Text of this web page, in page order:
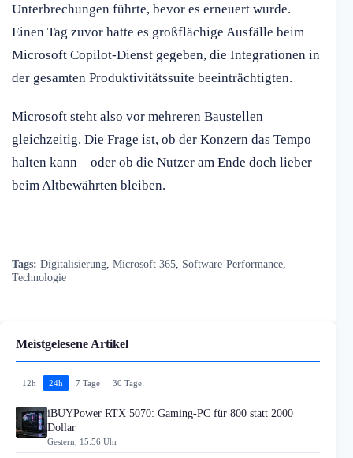
Unterbrechungen führte, bevor es erneuert wurde.
Einen Tag zuvor hatte es großflächige Ausfälle beim
Microsoft Copilot-Dienst gegeben, die Integrationen in
der gesamten Produktivitätssuite beeinträchtigten.
Microsoft steht also vor mehreren Baustellen
gleichzeitig. Die Frage ist, ob der Konzern das Tempo
halten kann – oder ob die Nutzer am Ende doch lieber
beim Altbewährten bleiben.
Tags: Digitalisierung Microsoft 365 Software-Performance
Technologie
Meistgelesene Artikel
12h 24h 7 Tage 30 Tage
iBUYPower RTX 5070: Gaming-PC für 800 statt 2000
Dollar
Gestern, 15:56 Uhr